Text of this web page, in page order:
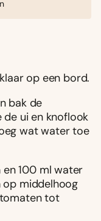
op een bord.
bak de
de ui en knoflook
wat water toe
100 ml water
op middelhoog
tot